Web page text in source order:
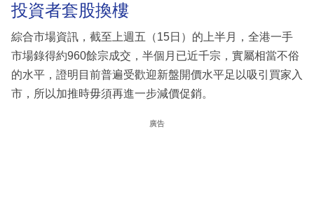
投資者套股換樓
綜合市場資訊，截至上週五（15日）的上半月，全港一手
市場錄得約960餘宗成交，半個月已近千宗，實屬相當不俗
的水平，證明目前普遍受歡迎新盤開價水平足以吸引買家入
市，所以加推時毋須再進一步減價促銷。
廣告